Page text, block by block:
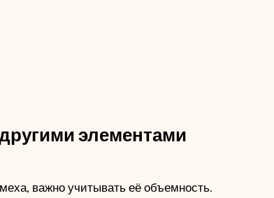
элементами
важно учитывать её объемность.